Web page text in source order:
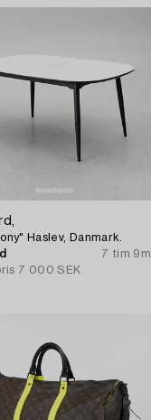
Haslev, Danmark.
7 tim 9m
7 000 SEK